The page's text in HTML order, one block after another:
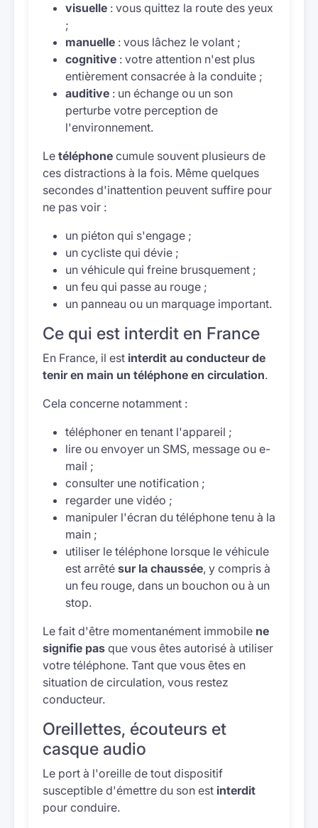
visuelle : vous quittez la route des yeux
;
manuelle : vous lâchez le volant ;
cognitive : votre attention n'est plus
entièrement consacrée à la conduite ;
auditive : un échange ou un son
perturbe votre perception de
l'environnement.
Le téléphone cumule souvent plusieurs de
ces distractions à la fois. Même quelques
secondes d'inattention peuvent suffire pour
ne pas voir :
un piéton qui s'engage ;
un cycliste qui dévie ;
un véhicule qui freine brusquement ;
un feu qui passe au rouge ;
un panneau ou un marquage important.
Ce qui est interdit en France
En France, il est interdit au conducteur de
tenir en main un téléphone en circulation.
Cela concerne notamment :
téléphoner en tenant l'appareil ;
lire ou envoyer un SMS, message ou e-
mail ;
consulter une notification ;
regarder une vidéo ;
manipuler l'écran du téléphone tenu à la
main ;
utiliser le téléphone lorsque le véhicule
est arrêté sur la chaussée, y compris à
un feu rouge, dans un bouchon ou à un
stop.
Le fait d'être momentanément immobile ne
signifie pas que vous êtes autorisé à utiliser
votre téléphone. Tant que vous êtes en
situation de circulation, vous restez
conducteur.
Oreillettes, écouteurs et
casque audio
Le port à l'oreille de tout dispositif
susceptible d'émettre du son est interdit
pour conduire.